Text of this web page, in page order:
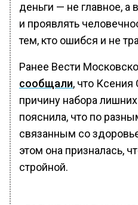
деньги — не главное,
и проявлять
тем, кто ошибся и не
Ранее Вести
сообщали, что Ксения
причину набора
пояснила, что по
связанным со
этом она призналась,
стройной.